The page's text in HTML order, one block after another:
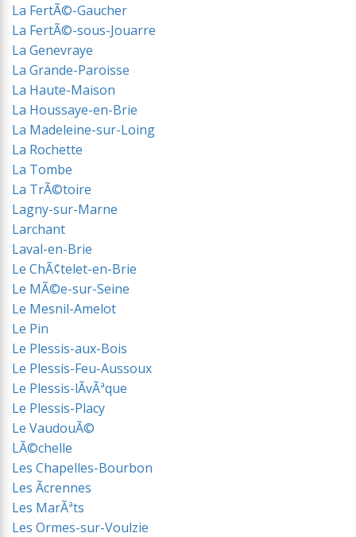
La FertÃ©-Gaucher
La FertÃ©-sous-Jouarre
La Genevraye
La Grande-Paroisse
La Haute-Maison
La Houssaye-en-Brie
La Madeleine-sur-Loing
La Rochette
La Tombe
La TrÃ©toire
Lagny-sur-Marne
Larchant
Laval-en-Brie
Le ChÃ¢telet-en-Brie
Le MÃ©e-sur-Seine
Le Mesnil-Amelot
Le Pin
Le Plessis-aux-Bois
Le Plessis-Feu-Aussoux
Le Plessis-lÃvÃªque
Le Plessis-Placy
Le VaudouÃ©
LÃ©chelle
Les Chapelles-Bourbon
Les Ãcrennes
Les MarÃªts
Les Ormes-sur-Voulzie